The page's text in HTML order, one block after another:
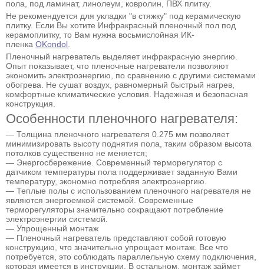
пола, под ламинат, линолеум, ковролин, ПВХ плитку.
Не рекомендуется для укладки "в стяжку" под керамическую
плитку. Если Вы хотите Инфракрасный пленочный пол под
керамоплитку, то Вам нужна восьмислойная ИК-
пленка OKondol
Пленочный нагреватель выделяет инфракрасную энергию.
Опыт показывает, что пленочные нагреватели позволяют
экономить электроэнергию, по сравнению с другими системами
обогрева. Не сушат воздух, равномерный быстрый нагрев,
комфортные климатические условия. Надежная и безопасная
конструкция.
Особенности пленочного нагревателя:
— Толщина пленочного нагревателя 0.275 мм позволяет
минимизировать высоту поднятия пола, таким образом высота
потолков существенно не меняется;
— Энергосбережение. Современный терморегулятор с
датчиком температуры пола поддерживает заданную Вами
температуру, экономно потребляя электроэнергию.
— Теплые полы с использованием пленочного нагревателя не
являются энергоемкой системой. Современные
терморегуляторы значительно сокращают потребление
электроэнергии системой.
— Упрощенный монтаж
— Пленочный нагреватель представляют собой готовую
конструкцию, что значительно упрощает монтаж. Все что
потребуется, это соблюдать параллельную схему подключения,
которая имеется в инструкции. В остальном, монтаж займет